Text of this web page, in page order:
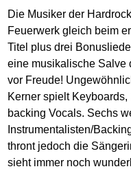
Die Musiker der
Feuerwerk gleich beim
Titel plus drei
eine musikalische Salve
vor Freude!
Kerner spielt
backing Vocals. Sechs
Instrumentalisten/
thront jedoch die
sieht immer noch